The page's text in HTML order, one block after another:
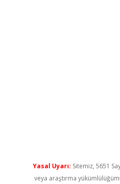
Yasal Uyarı: Sitemiz, 5651
veya araştırma